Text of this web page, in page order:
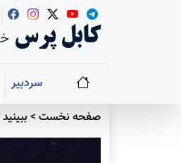
کابل پرس
سردبیر
صفحه نخست>